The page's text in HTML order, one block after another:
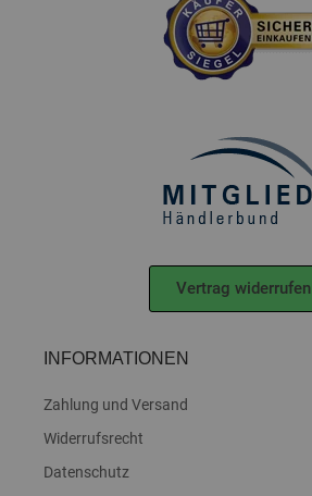
Vertrag widerrufen
INFORMATIONEN
Zahlung und Versand
Widerrufsrecht
Datenschutz